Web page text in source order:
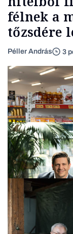
félnek a
tőzsdére
Péller András 3
Makro
TÁMOGATÓI